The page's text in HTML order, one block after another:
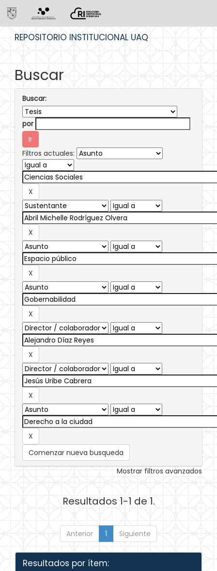
REPOSITORIO INSTITUCIONAL UAQ
Buscar
Buscar:
por
Filtros actuales:
Comenzar nueva busqueda
Mostrar filtros avanzados
Resultados 1-1 de 1.
Anterior 1 Siguiente
Resultados por ítem: